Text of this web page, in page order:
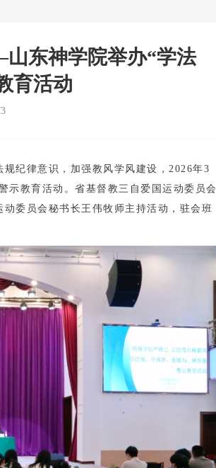
东神学院举办“学法
育活动
纪律意识，加强教风学风建设，2026年3
示教育活动。省基督教三自爱国运动委员会
委员会秘书长王伟牧师主持活动，驻会班